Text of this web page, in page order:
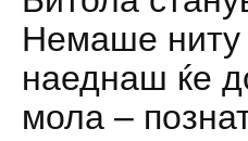
Немаше ниту
наеднаш ќе
мола –